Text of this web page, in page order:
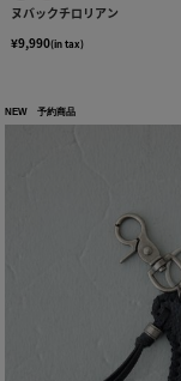
ヌバックチロリアン
¥9,990(in tax)
NEW 予約商品